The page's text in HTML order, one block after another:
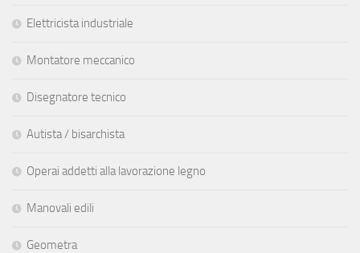
Elettricista industriale
Montatore meccanico
Disegnatore tecnico
Autista / bisarchista
Operai addetti alla lavorazione legno
Manovali edili
Geometra